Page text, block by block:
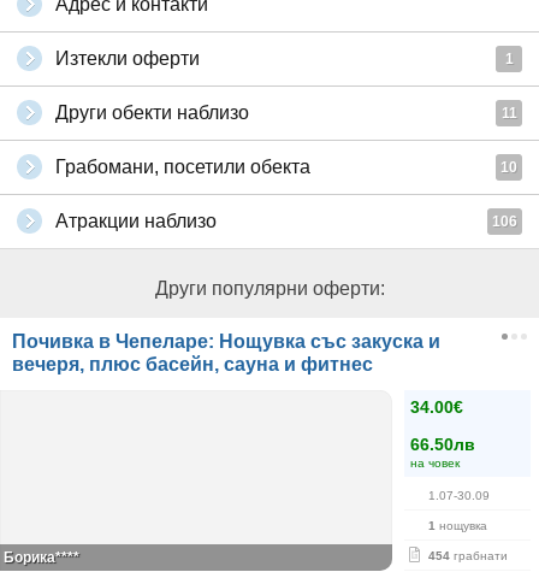
Адрес и контакти
Изтекли оферти 1
Други обекти наблизо 11
Грабомани, посетили обекта 10
Атракции наблизо 106
Други популярни оферти:
Почивка в Чепеларе: Нощувка със закуска и
вечеря, плюс басейн, сауна и фитнес
34.00€
66.50лв
на човек
1.07-30.09
1 нощувка
454 грабнати
Борика****